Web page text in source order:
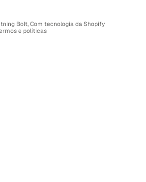
Bolt,Com tecnologia da Shopify
e políticas